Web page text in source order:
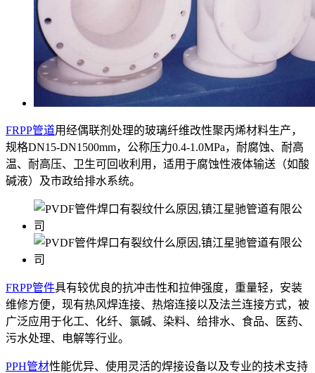
FRPP管道用经偶联剂处理的玻璃纤维改性聚丙烯材料生产，
规格DN15-DN1500mm，公称压力0.4-1.0MPa，耐腐蚀、耐高
温、耐高压、卫生可回收利用，适用于腐蚀性液体输送（如酸
碱液）及市政给排水系统。
FRPP管件具有较优良的抗冲击性和拉伸强度，重量轻，安装
维修方便，现有热风焊连接、热熔连接以及法兰连接方式，被
广泛应用于化工、化纤、氯碱、染料、给排水、食品、医药、
污水处理、电解等行业。
PPH管材性能优异、使用灵活的焊接设备以及专业的技术支持